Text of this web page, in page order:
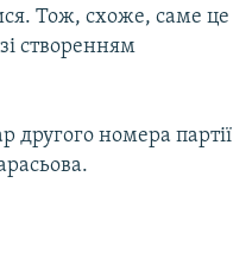
Тож, схоже, саме це
зі створенням
другого номера партії